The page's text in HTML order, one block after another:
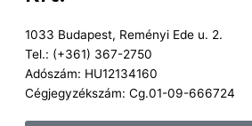
1033 Budapest, Reményi Ede u. 2.
Tel.: (+361) 367-2750
Adószám: HU12134160
Cégjegyzékszám: Cg.01-09-666724